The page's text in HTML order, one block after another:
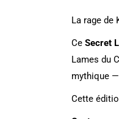
La rage de
CeSecret
Lames du
mythique
Cette